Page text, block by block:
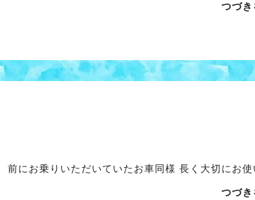
つづき
にお乗りいただいていたお車同様 長く大切にお使
つづき